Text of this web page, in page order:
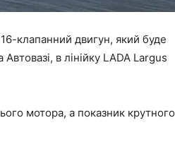
клапанний двигун, який буде
в лінійку LADA Largus
мотора, а показник крутного